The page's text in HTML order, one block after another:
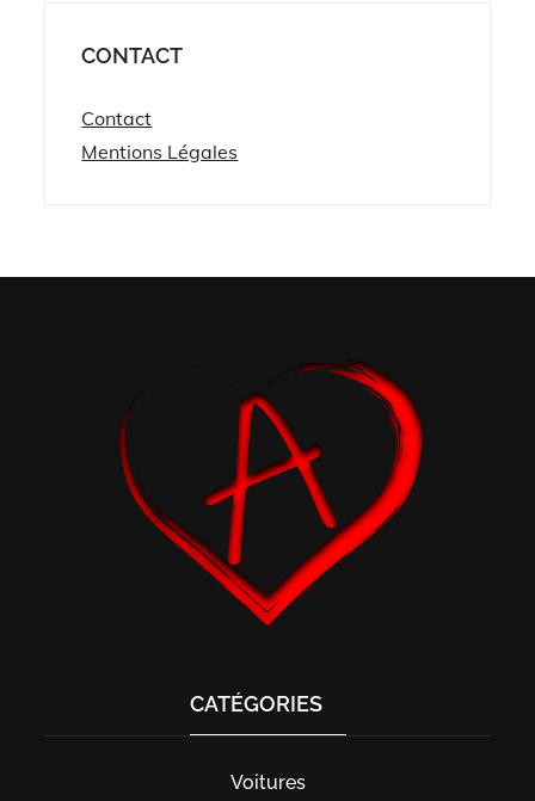
CONTACT
Contact
Mentions Légales
CATÉGORIES
Voitures